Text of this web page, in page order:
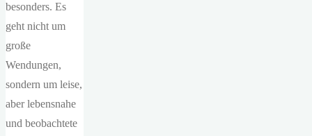
besonders. Es
geht nicht um
große
Wendungen,
sondern um leise,
aber lebensnahe
und beobachtete